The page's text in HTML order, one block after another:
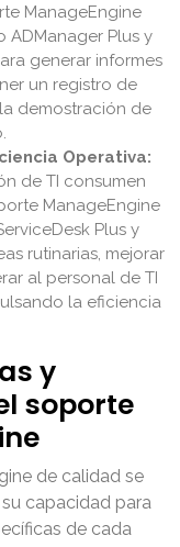
ManageEngine
ADManager Plus y
generar informes
un registro de
demostración de
Operativa:
de TI consumen
ManageEngine
Plus y
rutinarias, mejorar
al personal de TI
la eficiencia
y
soporte
de calidad se
capacidad para
de cada